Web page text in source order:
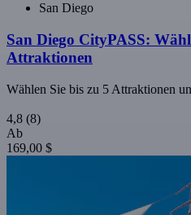
San Diego
San Diego CityPASS:
Attraktionen
Wählen Sie bis zu 5 Attraktionen
4,8 (8)
Ab
169,00 $